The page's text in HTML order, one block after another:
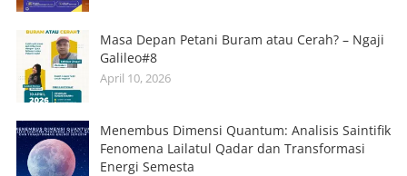
Masa Depan Petani Buram atau Cerah? – Ngaji
Galileo#8
April 10, 2026
Menembus Dimensi Quantum: Analisis Saintifik
Fenomena Lailatul Qadar dan Transformasi
Energi Semesta